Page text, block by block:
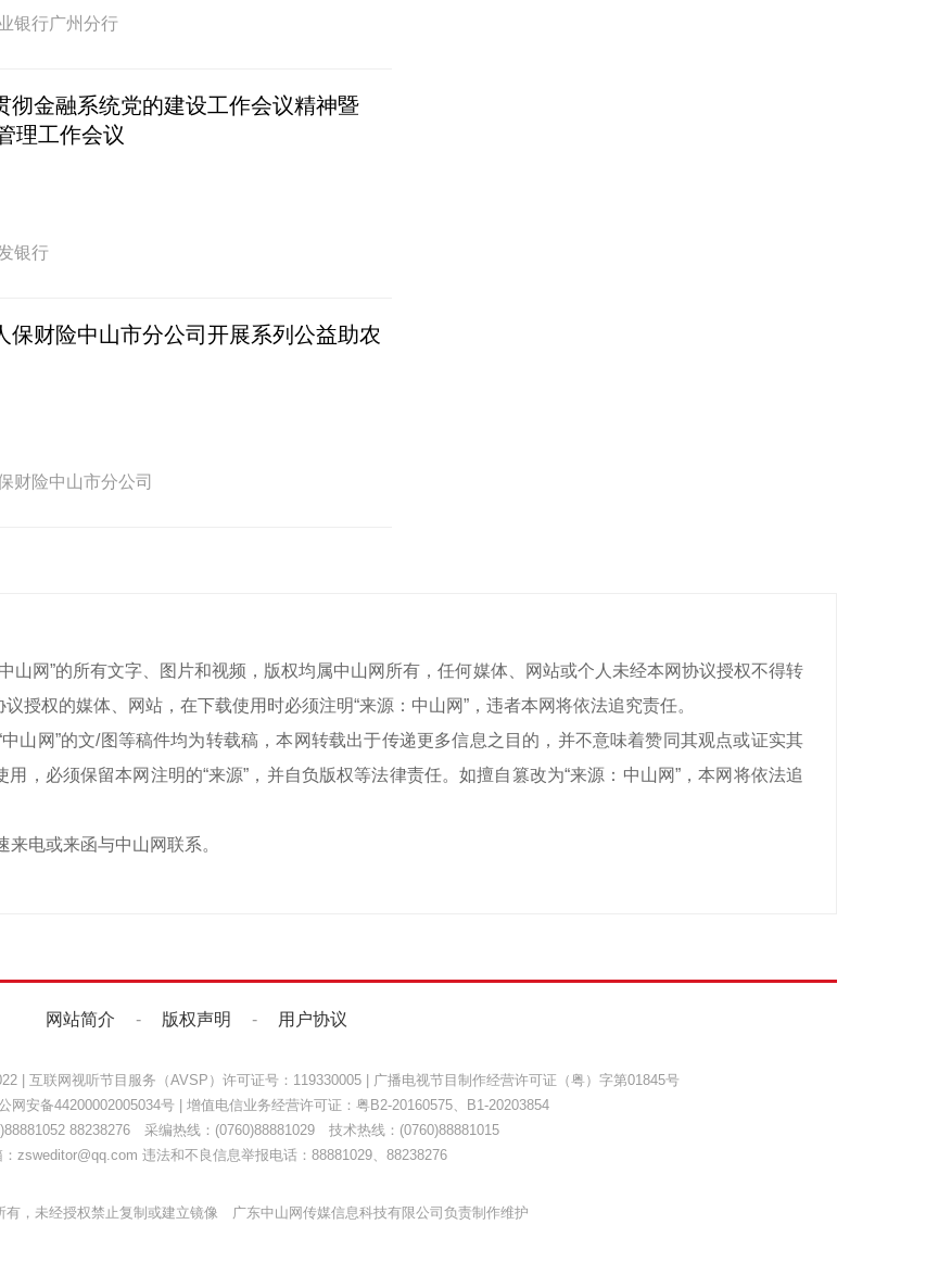
银行广州分行
彻金融系统党的建设工作会议精神暨
理工作会议
银行
保财险中山市分公司开展系列公益助农
财险中山市分公司
山网”的所有文字、图片和视频，版权均属中山网所有，任何媒体、网站或个人未经本网协议授权不得转
授权的媒体、网站，在下载使用时必须注明“来源：中山网”，违者本网将依法追究责任。
中山网”的文/图等稿件均为转载稿，本网转载出于传递更多信息之目的，并不意味着赞同其观点或证实其
，必须保留本网注明的“来源”，并自负版权等法律责任。如擅自篡改为“来源：中山网”，本网将依法追
电或来函与中山网联系。
网站简介 - 版权声明 - 用户协议
互联网视听节目服务（AVSP）许可证号：119330005
广播电视节目制作经营许可证（粤）字第01845号
网安备44200002005034号| 增值电信业务经营许可证： 粤B2-20160575、
B1-20203854
88238276 采编热线：(0760)88881029 技术热线：(0760)88881015
zsweditor@qq.com 违法和不良信息举报电话：88881029、88238276
有，未经授权禁止复制或建立镜像 广东中山网传媒信息科技有限公司负责制作维护